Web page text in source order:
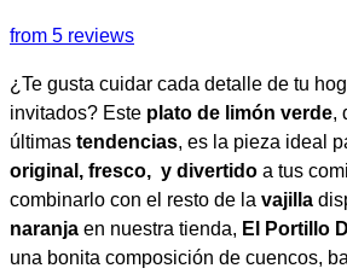
from 5 reviews
¿Te gusta cuidar cada detalle de tu
invitados? Este plato de limón verde,
últimas tendencias, es la pieza ideal
original, fresco, y divertido a tus
combinarlo con el resto de la vajilla
naranja en nuestra tienda, El Portillo
una bonita composición de cuencos,